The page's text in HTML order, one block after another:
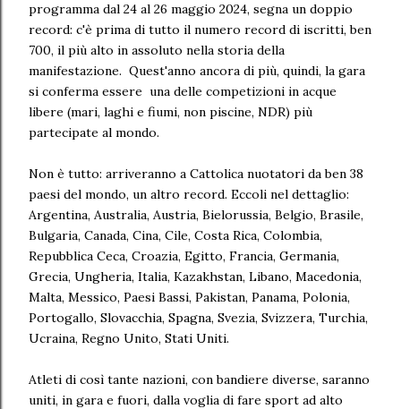
programma dal 24 al 26 maggio 2024, segna un doppio
record: c'è prima di tutto il numero record di iscritti, ben
700, il più alto in assoluto nella storia della
manifestazione. Quest'anno ancora di più, quindi, la gara
si conferma essere una delle competizioni in acque
libere (mari, laghi e fiumi, non piscine, NDR) più
partecipate al mondo.
Non è tutto: arriveranno a Cattolica nuotatori da ben 38
paesi del mondo, un altro record. Eccoli nel dettaglio:
Argentina, Australia, Austria, Bielorussia, Belgio, Brasile,
Bulgaria, Canada, Cina, Cile, Costa Rica, Colombia,
Repubblica Ceca, Croazia, Egitto, Francia, Germania,
Grecia, Ungheria, Italia, Kazakhstan, Libano, Macedonia,
Malta, Messico, Paesi Bassi, Pakistan, Panama, Polonia,
Portogallo, Slovacchia, Spagna, Svezia, Svizzera, Turchia,
Ucraina, Regno Unito, Stati Uniti.
Atleti di così tante nazioni, con bandiere diverse, saranno
uniti, in gara e fuori, dalla voglia di fare sport ad alto